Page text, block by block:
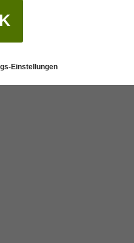
Einstellungen